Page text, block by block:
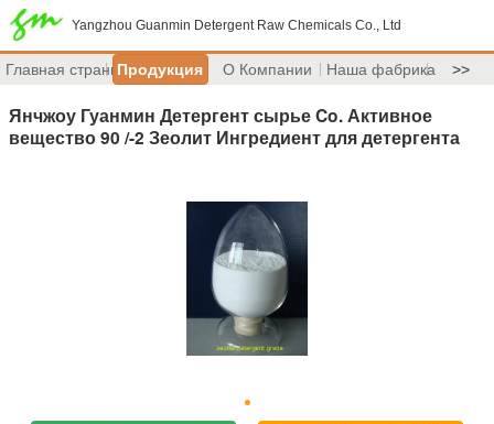
Yangzhou Guanmin Detergent Raw Chemicals Co., Ltd
Главная страницаПродукция О Компании Наша фабрика >>
Янчжоу Гуанмин Детергент сырье Co. Активное
вещество 90 /-2 Зеолит Ингредиент для детергента